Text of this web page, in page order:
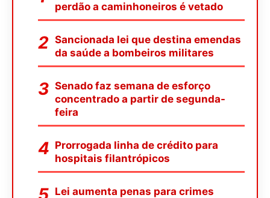
perdão a caminhoneiros é vetado
Sancionada lei que destina emendas
da saúde a bombeiros militares
Senado faz semana de esforço
concentrado a partir de segunda-
feira
Prorrogada linha de crédito para
hospitais filantrópicos
Lei aumenta penas para crimes